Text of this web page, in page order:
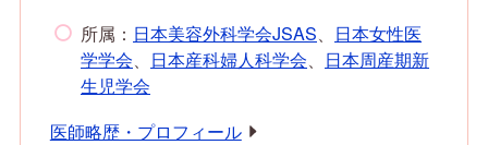
所属： 日本美容外科学会JSAS
日本女性医
学学会
日本産科婦人科学会
日本周産期新
生児学会
医師略歴・プロフィール